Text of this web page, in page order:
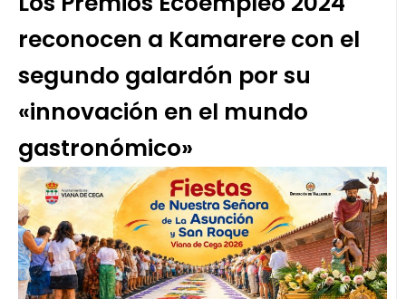
reconocen a Kamarere con el
segundo galardón por su
«innovación en el mundo
gastronómico»